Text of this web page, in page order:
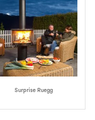
Surprise Ruegg